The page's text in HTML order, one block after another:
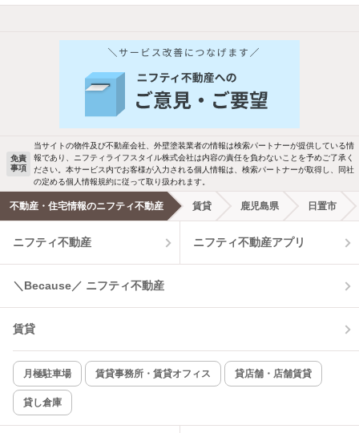
免責
事項
当サイトの物件及び不動産会社、外壁塗装業者の情報は検索パートナーが提供している情
報であり、ニフティライフスタイル株式会社は内容の責任を負わないことを予めご了承く
ださい。本サービス内でお客様が入力される個人情報は、検索パートナーが取得し、同社
の定める個人情報規約に従って取り扱われます。
不動産・住宅情報のニフティ不動産 賃貸 鹿児島県 日置市
ニフティ不動産 ニフティ不動産アプリ
＼Because／ ニフティ不動産
賃貸
月極駐車場 賃貸事務所・賃貸オフィス 貸店舗・店舗賃貸
貸し倉庫